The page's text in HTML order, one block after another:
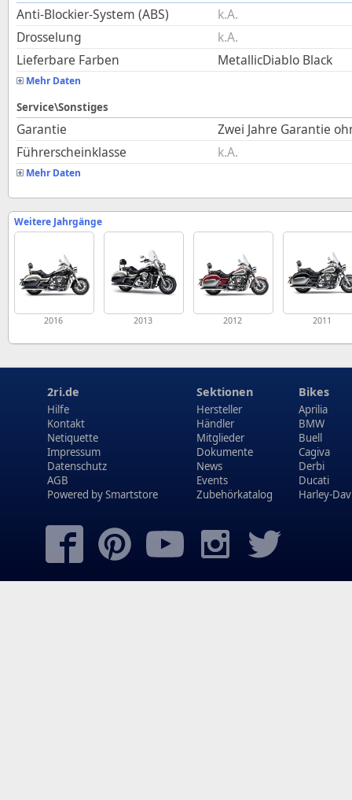
Anti-Blockier-System (ABS)
k.A.
Drosselung
k.A.
Lieferbare Farben
MetallicDiablo Black
Mehr Daten
Service\Sonstiges
Garantie
Zwei Jahre Garantie
Führerscheinklasse
k.A.
Mehr Daten
Weitere Jahrgänge
2016 2013 2012 2011
2ri.de
Hilfe
Kontakt
Netiquette
Impressum
Datenschutz
AGB
Powered bySmartstore
Sektionen
Hersteller
Händler
Mitglieder
Dokumente
News
Events
Zubehörkatalog
Bikes
Aprilia
BMW
Buell
Cagiva
Derbi
Ducati
Harley-